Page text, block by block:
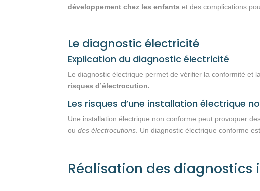
développement chez les enfants et des complications
Le diagnostic électricité
Explication du diagnostic électricité
Le diagnostic électrique permet de vérifier la conformité et
risques d’électrocution.
Les risques d’une installation électrique
Une installation électrique non conforme peut provoquer
oudes électrocutions. Un diagnostic électrique conforme
Réalisation des diagnostics